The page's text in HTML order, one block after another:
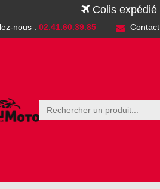
Colis
nous : 02.41.60.39.85 Contact